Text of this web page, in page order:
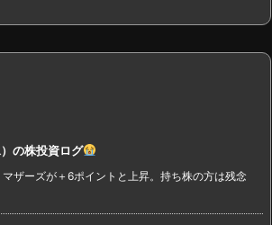
の株投資ログ
ザーズが＋6ポイントと上昇。持ち株の方は残念